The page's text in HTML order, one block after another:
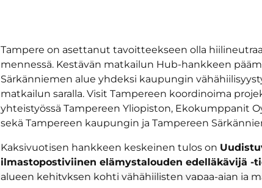
Tampere on asettanut tavoitteekseen olla
mennessä. Kestävän matkailun Hub-hankkeen
Särkänniemen alue yhdeksi kaupungin
matkailun saralla. Visit Tampereen koordinoima
yhteistyössä Tampereen Yliopiston, Ekokumppanit
sekä Tampereen kaupungin ja Tampereen
Kaksivuotisen hankkeen keskeinen tulos on
ilmastopostiviinen elämystalouden edelläkävijä -
alueen kehityksen kohti vähähiilisten vapaa-ajan ja